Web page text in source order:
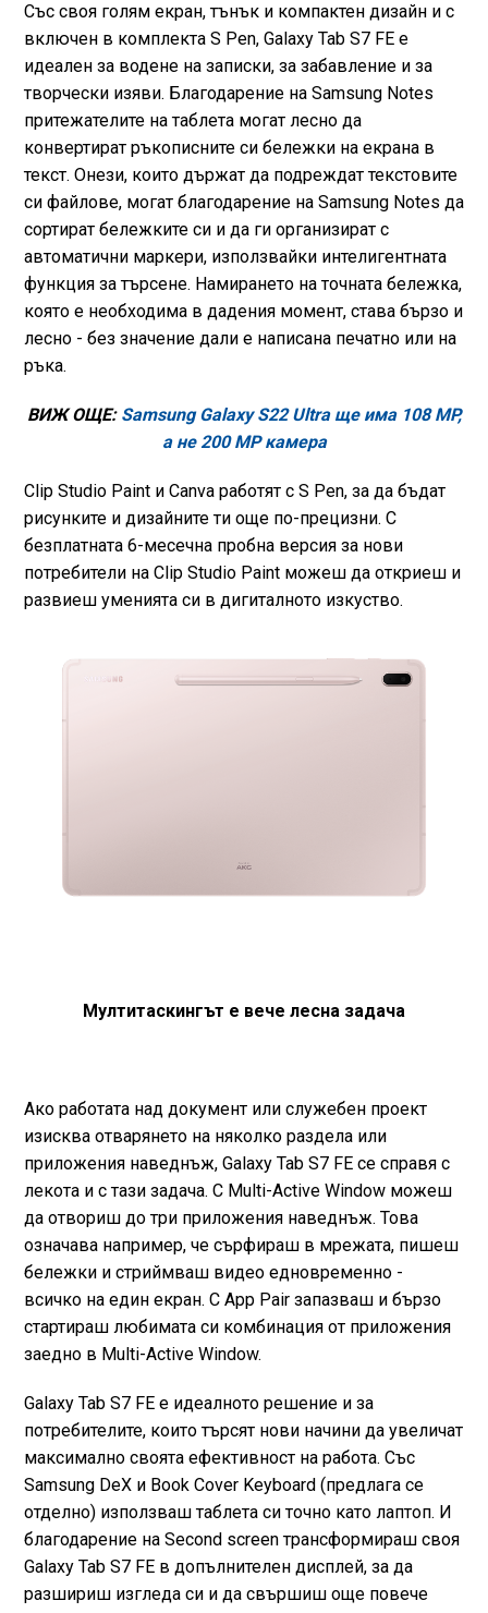
Със своя голям екран, тънък и компактен дизайн и с
включен в комплекта S Pen, Galaxy Tab S7 FE е
идеален за водене на записки, за забавление и за
творчески изяви. Благодарение на Samsung Notes
притежателите на таблета могат лесно да
конвертират ръкописните си бележки на екрана в
текст. Онези, които държат да подреждат текстовите
си файлове, могат благодарение на Samsung Notes да
сортират бележките си и да ги организират с
автоматични маркери, използвайки интелигентната
функция за търсене. Намирането на точната бележка,
която е необходима в дадения момент, става бързо и
лесно - без значение дали е написана печатно или на
ръка.
ВИЖ ОЩЕ: Samsung Galaxy S22 Ultra ще има 108 MP,
а не 200 МР камера
Clip Studio Paint и Canva работят с S Pen, за да бъдат
рисунките и дизайните ти още по-прецизни. С
безплатната 6-месечна пробна версия за нови
потребители на Clip Studio Paint можеш да откриеш и
развиеш уменията си в дигиталното изкуство.
Мултитаскингът е вече лесна задача
Ако работата над документ или служебен проект
изисква отварянето на няколко раздела или
приложения наведнъж, Galaxy Tab S7 FE се справя с
лекота и с тази задача. С Multi-Active Window можеш
да отвориш до три приложения наведнъж. Това
означава например, че сърфираш в мрежата, пишеш
бележки и стриймваш видео едновременно -
всичко на един екран. С App Pair запазваш и бързо
стартираш любимата си комбинация от приложения
заедно в Multi-Active Window.
Galaxy Tab S7 FE е идеалното решение и за
потребителите, които търсят нови начини да увеличат
максимално своята ефективност на работа. Със
Samsung DeX и Book Cover Keyboard (предлага се
отделно) използваш таблета си точно като лаптоп. И
благодарение на Second screen трансформираш своя
Galaxy Tab S7 FE в допълнителен дисплей, за да
разшириш изгледа си и да свършиш още повече